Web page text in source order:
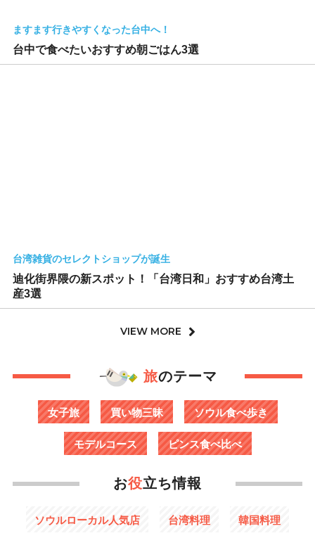
ますます行きやすくなった台中へ！
台中で食べたいおすすめ朝ごはん3選
台湾雑貨のセレクトショップが誕生
迪化街界隈の新スポット！「台湾日和」おすすめ台湾土
産3選
VIEW MORE
旅のテーマ
女子旅 買い物三昧 ソウル食べ歩き
モデルコース ピンス食べ比べ
お役立ち情報
ソウルローカル人気店 台湾料理 韓国料理